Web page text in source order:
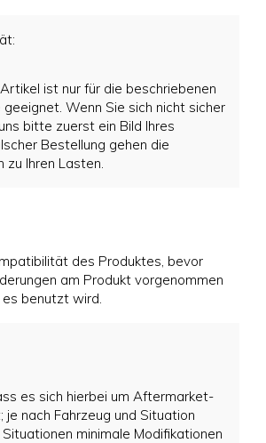
ist nur für die beschriebenen
geeignet. Wenn Sie sich nicht sicher
bitte zuerst ein Bild Ihres
Bestellung gehen die
zu Ihren Lasten.
des Produktes, bevor
am Produkt vorgenommen
benutzt wird.
es sich hierbei um Aftermarket-
je nach Fahrzeug und Situation
Situationen minimale Modifikationen